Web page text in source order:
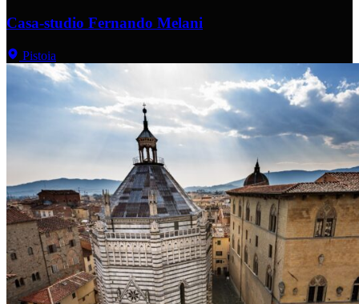
Casa-studio Fernando Melani
Pistoia